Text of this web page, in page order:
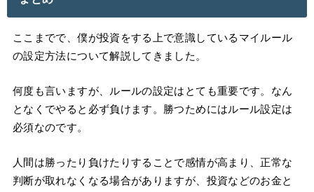
ここまでで、僕が投資をする上で意識しているマイルール
の設定方法について解説してきました。
何度も言いますが、ルールの設定はとても重要です。なん
となくでやると必ず負けます。勝つためにはルール設定は
必須なのです。
人間は勝ったり負けたりすることで感情が高まり、正常な
判断が取れなくなる場合がありますが、投資などのお金と